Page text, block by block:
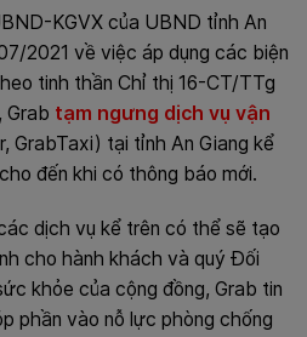
KGVX của UBND tỉnh An
2021 về việc áp dụng các biện
tinh thần Chỉ thị 16-CT/TTg
Grab tạm ngưng dịch vụ vận
GrabTaxi) tại tỉnh An Giang kể
cho đến khi có thông báo mới.
dịch vụ kể trên có thể sẽ tạo
cho hành khách và quý Đối
khỏe của cộng đồng, Grab tin
phần vào nỗ lực phòng chống